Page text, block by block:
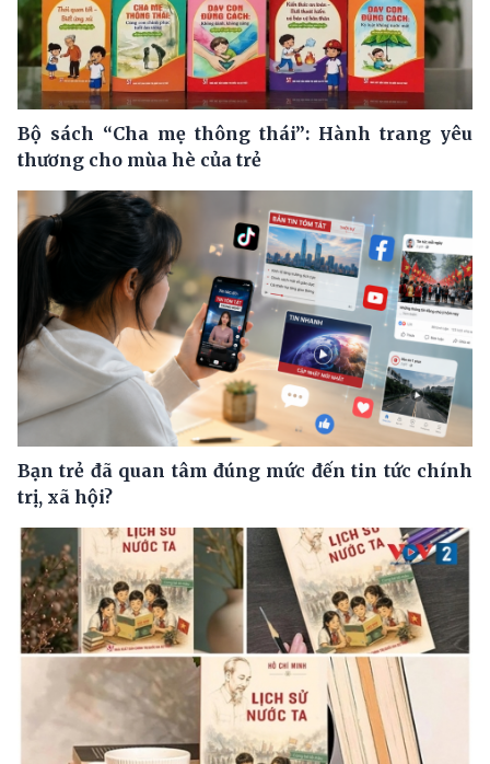
Bộ sách “Cha mẹ thông thái”: Hành trang yêu
thương cho mùa hè của trẻ
Bạn trẻ đã quan tâm đúng mức đến tin tức chính
trị, xã hội?